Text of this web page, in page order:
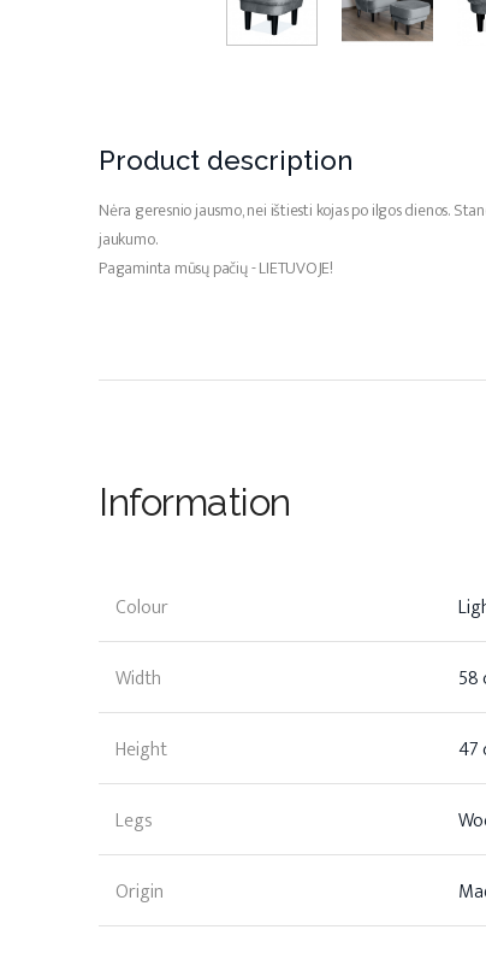
Product description
Nėra geresnio jausmo, nei ištiesti kojas po ilgos dienos.
jaukumo.
Pagaminta mūsų pačių - LIETUVOJE!
Information
Colour
Width 58
Height 47
Legs
Origin